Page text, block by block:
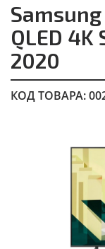
Samsung
QLED 4K
2020
КОД ТОВАРА: